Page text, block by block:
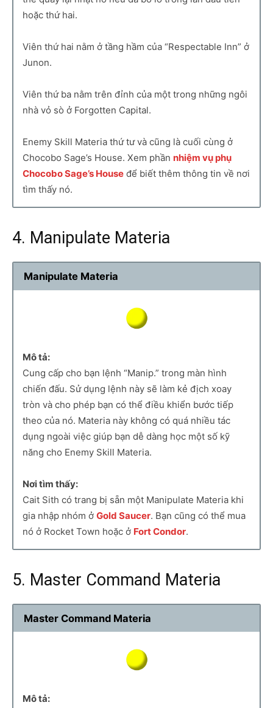
hoặc thứ hai.
Viên thứ hai nằm ở tầng hầm của “Respectable Inn” ở
Junon.
Viên thứ ba nằm trên đỉnh của một trong những ngôi
nhà vỏ sò ở Forgotten Capital.
Enemy Skill Materia thứ tư và cũng là cuối cùng ở
Chocobo Sage’s House. Xem phần nhiệm vụ phụ
Chocobo Sage’s House để biết thêm thông tin về nơi
tìm thấy nó.
4. Manipulate Materia
Manipulate Materia
Mô tả:
Cung cấp cho bạn lệnh “Manip.” trong màn hình
chiến đấu. Sử dụng lệnh này sẽ làm kẻ địch xoay
tròn và cho phép bạn có thể điều khiển bước tiếp
theo của nó. Materia này không có quá nhiều tác
dụng ngoài việc giúp bạn dễ dàng học một số kỹ
năng cho Enemy Skill Materia.
Nơi tìm thấy:
Cait Sith có trang bị sẵn một Manipulate Materia khi
gia nhập nhóm ở Gold Saucer. Bạn cũng có thể mua
nó ở Rocket Town hoặc ở Fort Condor.
5. Master Command Materia
Master Command Materia
Mô tả: